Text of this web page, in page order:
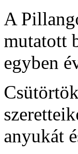
A
mutatott
egyben
anyukát